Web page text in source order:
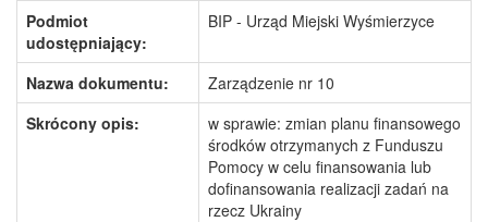
Podmiot
udostępniający:
BIP - Urząd Miejski Wyśmierzyce
Nazwa dokumentu:
Zarządzenie nr 10
Skrócony opis:
w sprawie: zmian planu finansowego
środków otrzymanych z Funduszu
Pomocy w celu finansowania lub
dofinansowania realizacji zadań na
rzecz Ukrainy